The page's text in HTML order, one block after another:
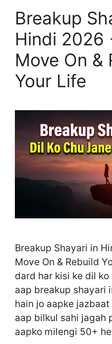
Breakup
Hindi 2026
Move On &
Your Life
Breakup Shayari in
Move On & Rebuild
dard har kisi ke dil
aap breakup shayari
hain jo aapke
aap bilkul sahi jagah
aapko milengi 50+